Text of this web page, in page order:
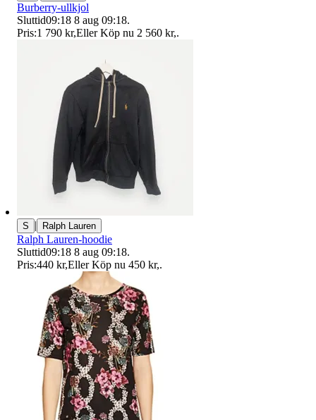
Burberry-ullkjol
Sluttid09:18 8 aug 09:18.
Pris:1 790 kr,Eller Köp nu 2 560 kr,.
S | Ralph Lauren
Ralph Lauren-hoodie
Sluttid09:18 8 aug 09:18.
Pris:440 kr,Eller Köp nu 450 kr,.